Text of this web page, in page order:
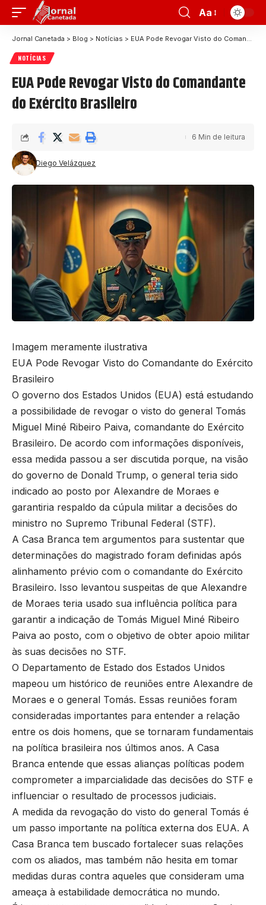
Aa
Jornal Canetada > Blog > Notícias > EUA Pode Revogar Visto do Comandante do Exército Brasileiro
NOTÍCIAS
EUA Pode Revogar Visto do Comandante
do Exército Brasileiro
Diego Velázquez
6 Min de leitura
Imagem meramente ilustrativa
EUA Pode Revogar Visto do Comandante do Exército
Brasileiro
O governo dos Estados Unidos (EUA) está estudando
a possibilidade de revogar o visto do general Tomás
Miguel Miné Ribeiro Paiva, comandante do Exército
Brasileiro. De acordo com informações disponíveis,
essa medida passou a ser discutida porque, na visão
do governo de Donald Trump, o general teria sido
indicado ao posto por Alexandre de Moraes e
garantiria respaldo da cúpula militar a decisões do
ministro no Supremo Tribunal Federal (STF).
A Casa Branca tem argumentos para sustentar que
determinações do magistrado foram definidas após
alinhamento prévio com o comandante do Exército
Brasileiro. Isso levantou suspeitas de que Alexandre
de Moraes teria usado sua influência política para
garantir a indicação de Tomás Miguel Miné Ribeiro
Paiva ao posto, com o objetivo de obter apoio militar
às suas decisões no STF.
O Departamento de Estado dos Estados Unidos
mapeou um histórico de reuniões entre Alexandre de
Moraes e o general Tomás. Essas reuniões foram
consideradas importantes para entender a relação
entre os dois homens, que se tornaram fundamentais
na política brasileira nos últimos anos. A Casa
Branca entende que essas alianças políticas podem
comprometer a imparcialidade das decisões do STF e
influenciar o resultado de processos judiciais.
A medida da revogação do visto do general Tomás é
um passo importante na política externa dos EUA. A
Casa Branca tem buscado fortalecer suas relações
com os aliados, mas também não hesita em tomar
medidas duras contra aqueles que consideram uma
ameaça à estabilidade democrática no mundo.